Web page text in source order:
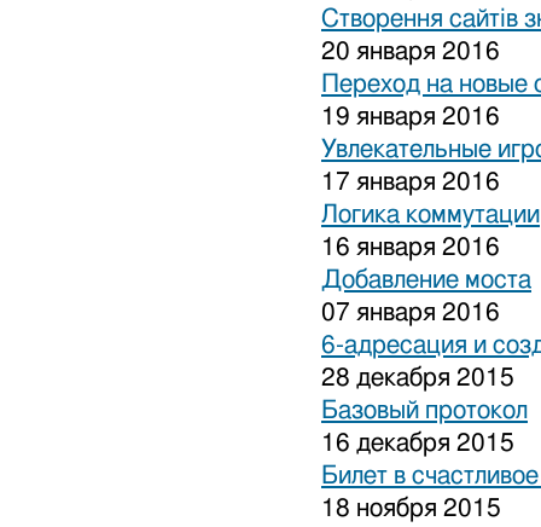
Створення сайтів
20 января 2016
Переход на новые
19 января 2016
Увлекательные
17 января 2016
Логика коммутации
16 января 2016
Добавление моста
07 января 2016
6-адресация и
28 декабря 2015
Базовый протокол
16 декабря 2015
Билет в
18 ноября 2015